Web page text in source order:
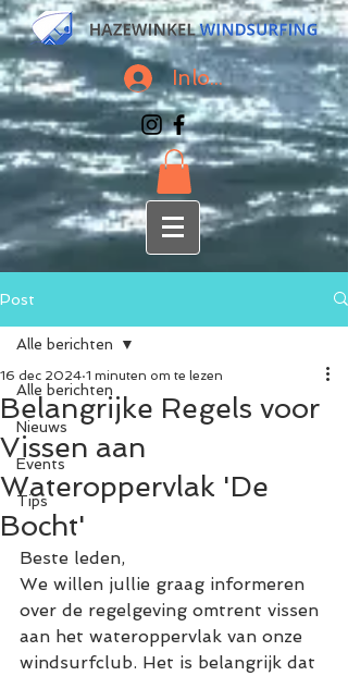
Inloggen
Post
Alle berichten
Nieuws
Events
Tips
Alle berichten
Belangrijke Regels voor
Vissen aan
Wateroppervlak 'De
Bocht'
16 dec 2024 1 minuten om te lezen
Beste leden,
We willen jullie graag informeren
over de regelgeving omtrent vissen
aan het wateroppervlak van onze
windsurfclub. Het is belangrijk dat